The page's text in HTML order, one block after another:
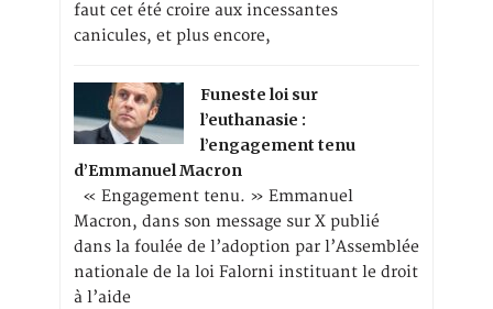
faut cet été croire aux incessantes
canicules, et plus encore,
Funeste loi sur
l’euthanasie :
l’engagement tenu
d’Emmanuel Macron
« Engagement tenu. » Emmanuel
Macron, dans son message sur X publié
dans la foulée de l’adoption par l’Assemblée
nationale de la loi Falorni instituant le droit
à l’aide